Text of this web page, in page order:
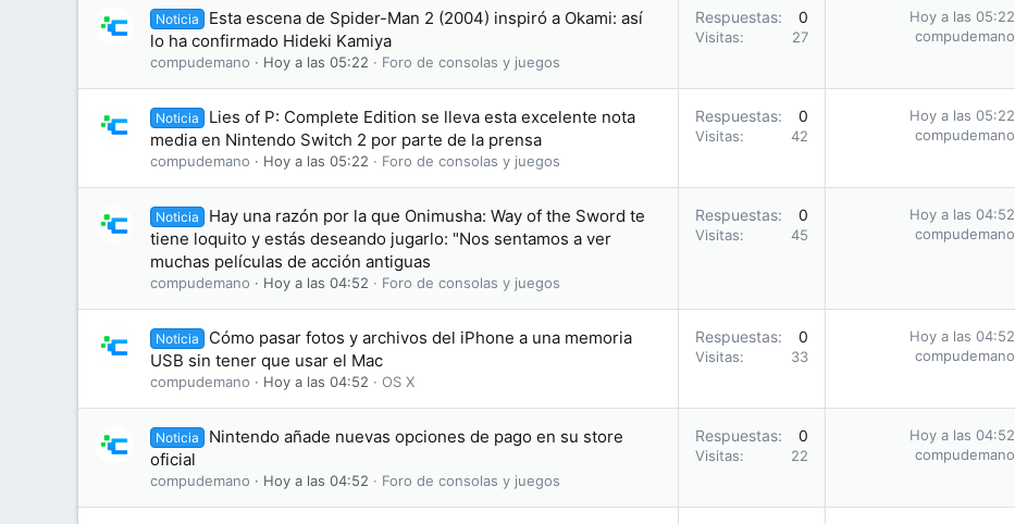
Noticia
Esta escena de Spider-Man 2 (2004) inspiró a Okami: así
lo ha confirmado Hideki Kamiya
compudemano Hoy a las 05:22 Foro de consolas y juegos
Respuestas 0
Visitas 27
Hoy a las 05:22
compudemano
Noticia
Lies of P: Complete Edition se lleva esta excelente nota
media en Nintendo Switch 2 por parte de la prensa
compudemano Hoy a las 05:22 Foro de consolas y juegos
Respuestas 0
Visitas 42
Hoy a las 05:22
compudemano
Noticia
Hay una razón por la que Onimusha: Way of the Sword te
tiene loquito y estás deseando jugarlo: "Nos sentamos a ver
muchas películas de acción antiguas
compudemano Hoy a las 04:52 Foro de consolas y juegos
Respuestas 0
Visitas 45
Hoy a las 04:52
compudemano
Noticia
Cómo pasar fotos y archivos del iPhone a una memoria
USB sin tener que usar el Mac
compudemano Hoy a las 04:52 OS X
Respuestas 0
Visitas 33
Hoy a las 04:52
compudemano
Noticia
Nintendo añade nuevas opciones de pago en su store
oficial
compudemano Hoy a las 04:52 Foro de consolas y juegos
Respuestas 0
Visitas 22
Hoy a las 04:52
compudemano